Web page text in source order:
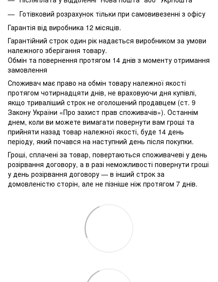
Готівковий розрахунок тільки при самовивезенні з офісу
Гарантія від виробника 12 місяців.
Гарантійний строк один рік надається виробником за умови
належного зберігання товару.
Обмін та повернення протягом 14 днів з моменту отримання
замовлення
Споживач має право на обмін товару належної якості
протягом чотирнадцяти днів, не враховуючи дня купівлі,
якщо триваліший строк не оголошений продавцем (ст. 9
Закону України «Про захист прав споживачів»). Останнім
днем, коли ви можете вимагати повернути вам гроші та
прийняти назад товар належної якості, буде 14 день
періоду, який почався на наступний день після покупки.
Гроші, сплачені за товар, повертаються споживачеві у день
розірвання договору, а в разі неможливості повернути гроші
у день розірвання договору — в інший строк за
домовленістю сторін, але не пізніше ніж протягом 7 днів.